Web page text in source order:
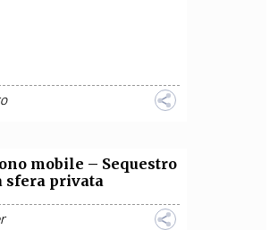
mobile – Sequestro
sfera privata